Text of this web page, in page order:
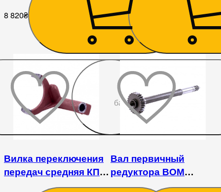
8 820₴ 756₴
До
бажаного
Вилка переключения
передач средняя КПП
DongFeng 354/404
Вал первичный
редуктора ВОМ
540/1000 DongFeng